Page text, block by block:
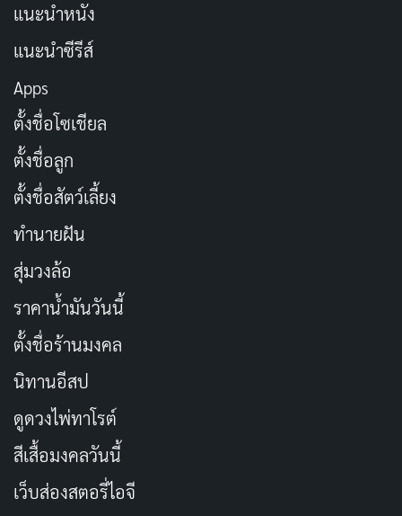
เหล่านั้นไม่ได้ถูกวางแผนมาอย่างดีพอ ทำให้เรื่องราว
ทั้งหมดดูเหมือนจะไม่มีความสมเหตุสมผลเท่าที่ควร
ตัวละครหลักอย่างเชฟ ถูกออกแบบมาให้มีบุคลิกที่เย่อหยิ่ง
และเต็มไปด้วยความมั่นใจในตัวเองสูง แม้จะมีการพยายาม
สะท้อนถึงความเครียดและความกดดันที่เธอต้องเผชิญ แต่
บุคลิกที่ขาดเสน่ห์และการพัฒนาในตัวละครของเธอกลับ
ทำให้ผู้ชมรู้สึกไม่เชื่อมโยงกับเธอ ความคาดหวังที่ว่าตัว
ละครนี้จะมีการเติบโตหรือเปลี่ยนแปลงในช่วงท้ายของเรื่อง
นั้นก็ไม่ได้ถูกเติมเต็ม เพราะเธอยังคงจมดิ่งลงไปในความบ้า
คลั่งโดยไม่มีการแก้ไขปัญหาที่แท้จริง
ในด้านของการสร้างบรรยากาศ
ทำให้ผู้ชมรู้สึกจดจำหรือหลงใหลในภาพหรือเสียงที่ถูกนำ
พิเศษใดๆ ที่จะสร้างความตื่นเต้น หรือเพิ่มความหลอนให้
กับฉากต่างๆ ในขณะที่การถ่ายทำและมุมกล้องก็ไม่ได้นำ
เสนอฉากที่น่าจดจำมากนัก ยกเว้นฉากหนึ่งที่เกี่ยวกับวอลล์
แนะนำหนัง
แนะนำซีรีส์
Apps
ตั้งชื่อโซเชียล
ตั้งชื่อลูก
ตั้งชื่อสัตว์เลี้ยง
ทำนายฝัน
สุ่มวงล้อ
ราคาน้ำมันวันนี้
ตั้งชื่อร้านมงคล
นิทานอีสป
ดูดวงไพ่ทาโรต์
สีเสื้อมงคลวันนี้
เว็บส่องสตอรี่ไอจี